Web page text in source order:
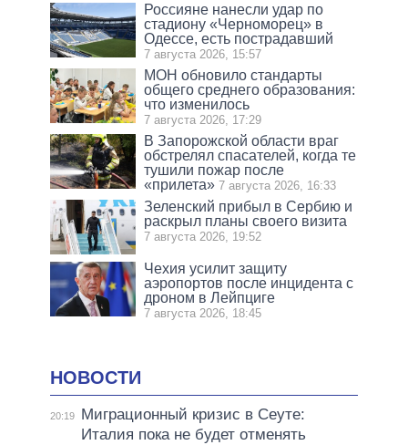
Россияне нанесли удар по
стадиону «Черноморец» в
Одессе, есть пострадавший
7 августа 2026, 15:57
МОН обновило стандарты
общего среднего образования:
что изменилось
7 августа 2026, 17:29
В Запорожской области враг
обстрелял спасателей, когда те
тушили пожар после
«прилета» 7 августа 2026, 16:33
Зеленский прибыл в Сербию и
раскрыл планы своего визита
7 августа 2026, 19:52
Чехия усилит защиту
аэропортов после инцидента с
дроном в Лейпциге
7 августа 2026, 18:45
НОВОСТИ
20:19
Миграционный кризис в Сеуте:
Италия пока не будет отменять